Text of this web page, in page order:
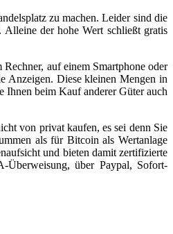
zu machen. Leider sind die
der hohe Wert schließt gratis
auf einem Smartphone oder
Anzeigen. Diese kleinen Mengen in
Ihnen beim Kauf anderer Güter auch
von privat kaufen, es sei denn Sie
als für Bitcoin als Wertanlage
und bieten damit zertifizierte
Überweisung, über Paypal, Sofort-